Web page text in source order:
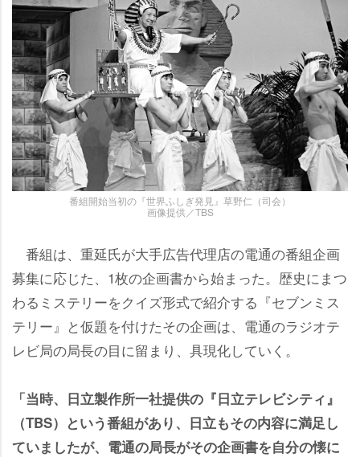
番組開始当初の『世界ふしぎ発見』草野仁（司会）
画像提供／TBS
番組は、重延氏が大手広告代理店の電通の番組企画
募集に応じた、1枚の企画書から始まった。歴史にまつ
わるミステリーをクイズ形式で紹介する『セブンミス
テリー』と仮題を付けたその企画は、電通のラジオテ
レビ局の局長の目に留まり、具現化していく。
「当時、日立製作所一社提供の『日立テレビシティ』
（TBS）という番組があり、日立もその内容に満足し
ていましたが、電通の局長がその企画書を自分の懐に